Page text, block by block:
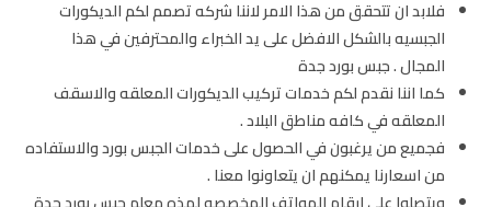
فلابد ان تتحقق من هذا الامر لاننا شركه تصمم لكم الديكورات
الجبسيه بالشكل الافضل على يد الخبراء والمحترفين في هذا
المجال . جبس بورد جدة
كما اننا نقدم لكم خدمات تركيب الديكورات المعلقه والاسقف
المعلقه في كافه مناطق البلاد .
فجميع من يرغبون في الحصول على خدمات الجبس بورد والاستفاده
من اسعارنا يمكنهم ان يتعاونوا معنا .